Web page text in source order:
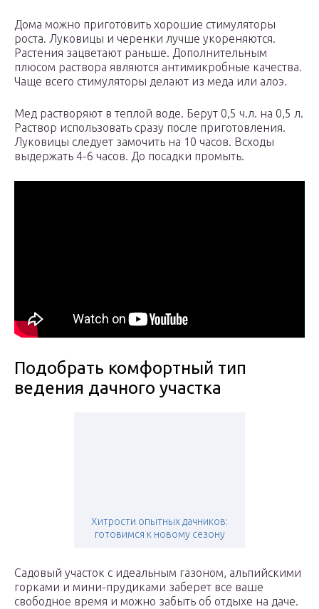
Дома можно приготовить хорошие стимуляторы
роста. Луковицы и черенки лучше укореняются.
Растения зацветают раньше. Дополнительным
плюсом раствора являются антимикробные качества.
Чаще всего стимуляторы делают из меда или алоэ.
Мед растворяют в теплой воде. Берут 0,5 ч.л. на 0,5 л.
Раствор использовать сразу после приготовления.
Луковицы следует замочить на 10 часов. Всходы
выдержать 4-6 часов. До посадки промыть.
Подобрать комфортный тип
ведения дачного участка
Хитрости опытных дачников:
готовимся к новому сезону
Садовый участок с идеальным газоном, альпийскими
горками и мини-прудиками заберет все ваше
свободное время и можно забыть об отдыхе на даче.